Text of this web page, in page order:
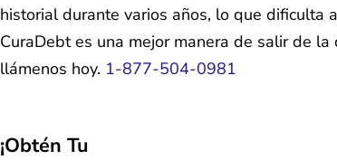
historial durante varios años, lo que dificulta
CuraDebt es una mejor manera de salir de
llámenos hoy. 1-877-504-0981
¡Obtén Tu